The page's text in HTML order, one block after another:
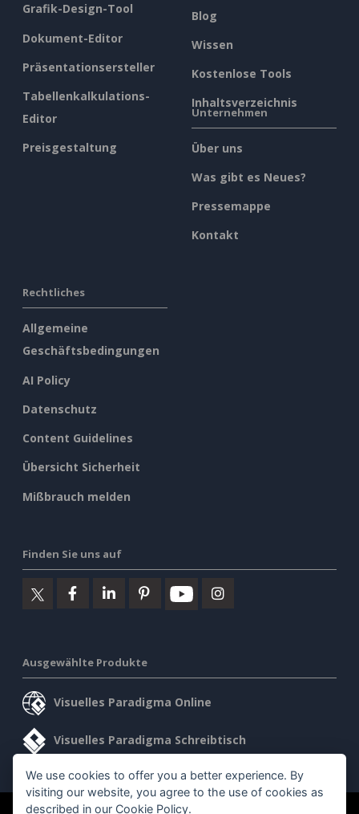
Grafik-Design-Tool
Dokument-Editor
Präsentationsersteller
Tabellenkalkulations-
Editor
Preisgestaltung
Blog
Wissen
Kostenlose Tools
Inhaltsverzeichnis
Unternehmen
Über uns
Was gibt es Neues?
Pressemappe
Kontakt
Rechtliches
Allgemeine
Geschäftsbedingungen
AI Policy
Datenschutz
Content Guidelines
Übersicht Sicherheit
Mißbrauch melden
Finden Sie uns auf
Ausgewählte Produkte
Visuelles Paradigma Online
Visuelles Paradigma Schreibtisch
We use cookies to offer you a better experience. By
visiting our website, you agree to the use of cookies as
described in our Cookie Policy.